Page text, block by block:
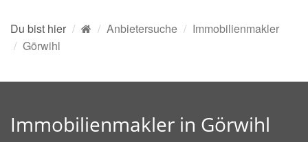
Du bist hier Anbietersuche
Immobilienmakler
Görwihl
Immobilienmakler in Görwihl